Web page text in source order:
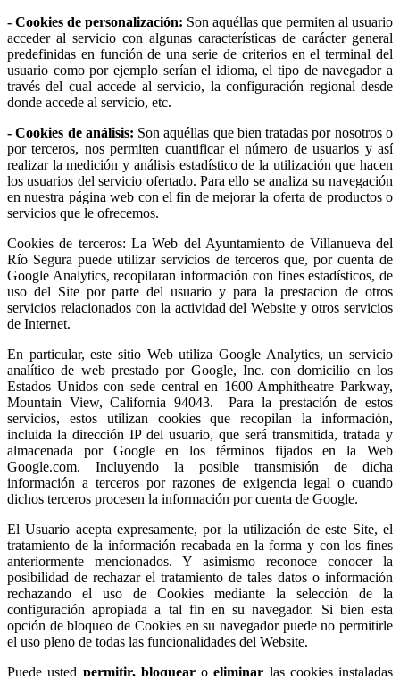
- Cookies de personalización: Son aquéllas que permiten al usuario
acceder al servicio con algunas características de carácter general
predefinidas en función de una serie de criterios en el terminal del
usuario como por ejemplo serían el idioma, el tipo de navegador a
través del cual accede al servicio, la configuración regional desde
donde accede al servicio, etc.
- Cookies de análisis: Son aquéllas que bien tratadas por nosotros o
por terceros, nos permiten cuantificar el número de usuarios y así
realizar la medición y análisis estadístico de la utilización que hacen
los usuarios del servicio ofertado. Para ello se analiza su navegación
en nuestra página web con el fin de mejorar la oferta de productos o
servicios que le ofrecemos.
Cookies de terceros: La Web del Ayuntamiento de Villanueva del
Río Segura puede utilizar servicios de terceros que, por cuenta de
Google Analytics, recopilaran información con fines estadísticos, de
uso del Site por parte del usuario y para la prestacion de otros
servicios relacionados con la actividad del Website y otros servicios
de Internet.
En particular, este sitio Web utiliza Google Analytics, un servicio
analítico de web prestado por Google, Inc. con domicilio en los
Estados Unidos con sede central en 1600 Amphitheatre Parkway,
Mountain View, California 94043. Para la prestación de estos
servicios, estos utilizan cookies que recopilan la información,
incluida la dirección IP del usuario, que será transmitida, tratada y
almacenada por Google en los términos fijados en la Web
Google.com. Incluyendo la posible transmisión de dicha
información a terceros por razones de exigencia legal o cuando
dichos terceros procesen la información por cuenta de Google.
El Usuario acepta expresamente, por la utilización de este Site, el
tratamiento de la información recabada en la forma y con los fines
anteriormente mencionados. Y asimismo reconoce conocer la
posibilidad de rechazar el tratamiento de tales datos o información
rechazando el uso de Cookies mediante la selección de la
configuración apropiada a tal fin en su navegador. Si bien esta
opción de bloqueo de Cookies en su navegador puede no permitirle
el uso pleno de todas las funcionalidades del Website.
Puede usted permitir, bloquearoeliminar las cookies instaladas